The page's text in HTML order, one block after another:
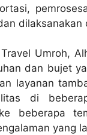
Umroh,
dan bujet
layanan
di
beberapa
yang